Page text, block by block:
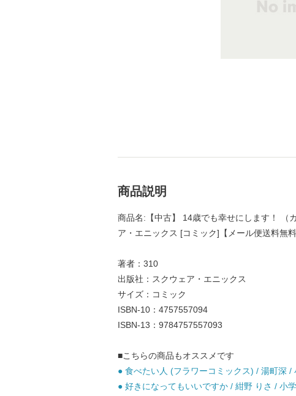
商品説明
商品名:【中古】 14歳でも幸せにします！ （
ア・エニックス [コミック]【メール便送料無料
著者：310
出版社：スクウェア・エニックス
サイズ：コミック
ISBN-10：4757557094
ISBN-13：9784757557093
■こちらの商品もオススメです
● 食べたい人 (フラワーコミックス) / 湯町深 /
● 好きになってもいいですか / 紺野 りさ / 小